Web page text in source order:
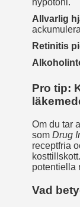
Allvarlig
Retinitis
Pro tip:
Om du tar
som Drug
receptfria
potentiella
Vad